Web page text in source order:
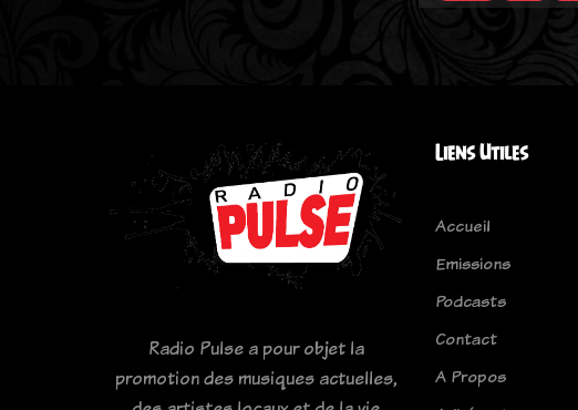
Radio Pulse a pour objet la
promotion des musiques actuelles,
Liens Utiles
Accueil
Emissions
Podcasts
Contact
A Propos